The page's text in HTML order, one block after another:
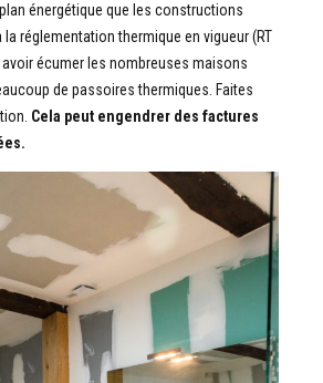
énergétique que les constructions
réglementation thermique en vigueur (RT
écumer les nombreuses maisons
de passoires thermiques. Faites
Cela peut engendrer des factures